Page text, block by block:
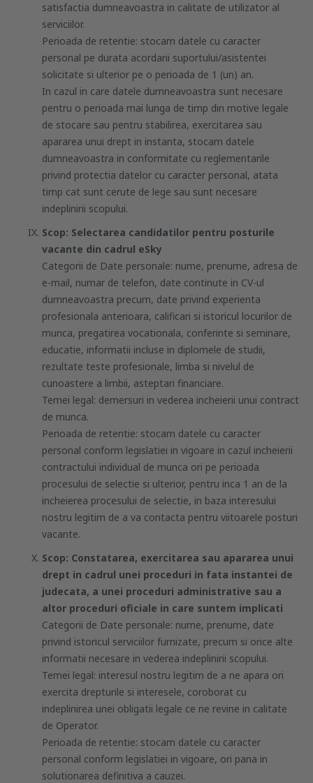
satisfactia dumneavoastra in calitate de utilizator al
serviciilor.
Perioada de retentie: stocam datele cu caracter
personal pe durata acordarii suportului/asistentei
solicitate si ulterior pe o perioada de 1 (un) an.
In cazul in care datele dumneavoastra sunt necesare
pentru o perioada mai lunga de timp din motive legale
de stocare sau pentru stabilirea, exercitarea sau
apararea unui drept in instanta, stocam datele
dumneavoastra in conformitate cu reglementarile
privind protectia datelor cu caracter personal, atata
timp cat sunt cerute de lege sau sunt necesare
indeplinirii scopului.
Scop: Selectarea candidatilor pentru posturile
vacante din cadrul eSky
Categorii de Date personale: nume, prenume, adresa de
e-mail, numar de telefon, date continute in CV-ul
dumneavoastra precum, date privind experienta
profesionala anterioara, calificari si istoricul locurilor de
munca, pregatirea vocationala, conferinte si seminare,
educatie, informatii incluse in diplomele de studii,
rezultate teste profesionale, limba si nivelul de
cunoastere a limbii, asteptari financiare.
Temei legal: demersuri in vederea incheierii unui contract
de munca.
Perioada de retentie: stocam datele cu caracter
personal conform legislatiei in vigoare in cazul incheierii
contractului individual de munca ori pe perioada
procesului de selectie si ulterior, pentru inca 1 an de la
incheierea procesului de selectie, in baza interesului
nostru legitim de a va contacta pentru viitoarele posturi
vacante.
Scop: Constatarea, exercitarea sau apararea unui
drept in cadrul unei proceduri in fata instantei de
judecata, a unei proceduri administrative sau a
altor proceduri oficiale in care suntem implicati
Categorii de Date personale: nume, prenume, date
privind istoricul serviciilor furnizate, precum si orice alte
informatii necesare in vederea indeplinirii scopului.
Temei legal: interesul nostru legitim de a ne apara ori
exercita drepturile si interesele, coroborat cu
indeplinirea unei obligatii legale ce ne revine in calitate
de Operator.
Perioada de retentie: stocam datele cu caracter
personal conform legislatiei in vigoare, ori pana in
solutionarea definitiva a cauzei.